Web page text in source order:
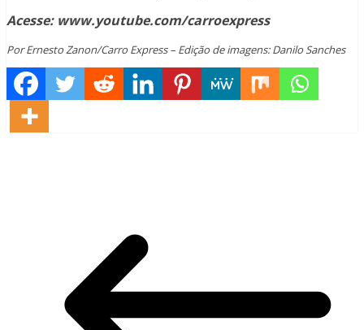
Acesse: www.youtube.com/carroexpress
Por Ernesto Zanon/Carro Express – Edição de imagens: Danilo Sanches